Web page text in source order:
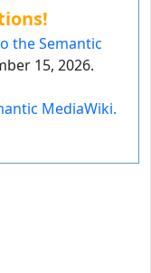
the Semantic
15, 2026.
MediaWiki.